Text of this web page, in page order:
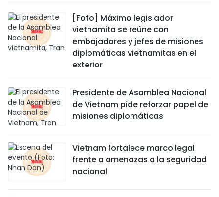
[Foto] Máximo legislador
vietnamita se reúne con
embajadores y jefes de misiones
diplomáticas vietnamitas en el
exterior
Presidente de Asamblea Nacional
de Vietnam pide reforzar papel de
misiones diplomáticas
Vietnam fortalece marco legal
frente a amenazas a la seguridad
nacional